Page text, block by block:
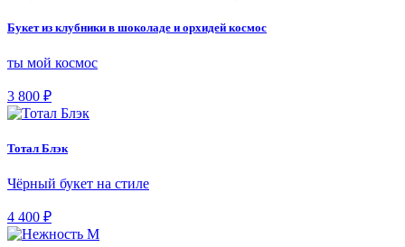
Букет из клубники в шоколаде и орхидей космос
ты мой космос
3 800 ₽
Тотал Блэк
Чёрный букет на стиле
4 400 ₽